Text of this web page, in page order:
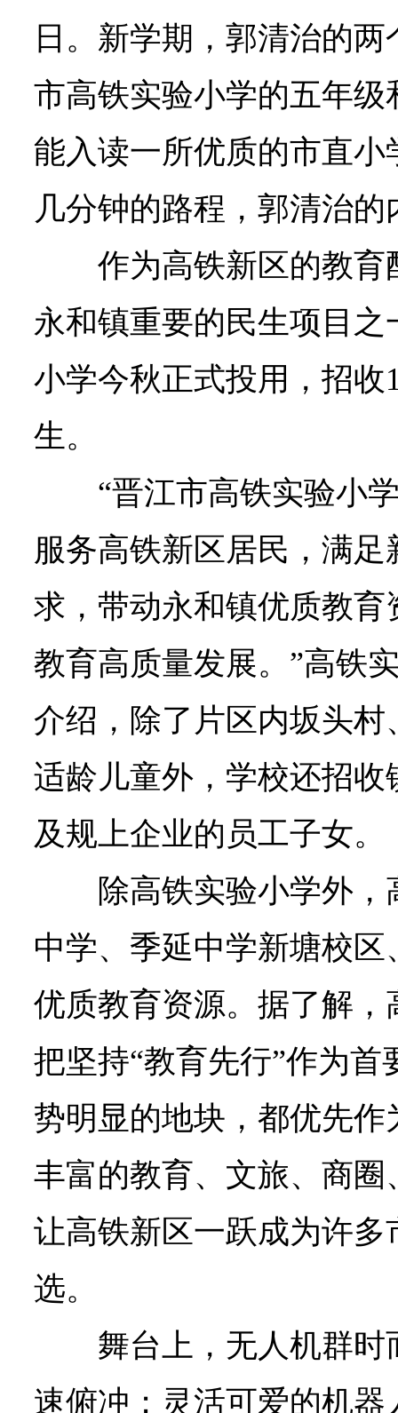
日。新学期，郭清治的
市高铁实验小学的五年
能入读一所优质的市直
几分钟的路程，郭清治
作为高铁新区的教
永和镇重要的民生项目
小学今秋正式投用，招收
生。
“晋江市高铁实验小
服务高铁新区居民，满
求，带动永和镇优质教
教育高质量发展。”高铁
介绍，除了片区内坂头
适龄儿童外，学校还招
及规上企业的员工子女。
除高铁实验小学外
中学、季延中学新塘校
优质教育资源。据了解
把坚持“教育先行”作为
势明显的地块，都优先
丰富的教育、文旅、商
让高铁新区一跃成为许
选。
舞台上，无人机群
速俯冲；灵活可爱的机